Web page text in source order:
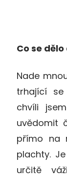
Co se dělo
Nade
trhající
chvíli
uvědomit
přímo na
plachty.
určitě